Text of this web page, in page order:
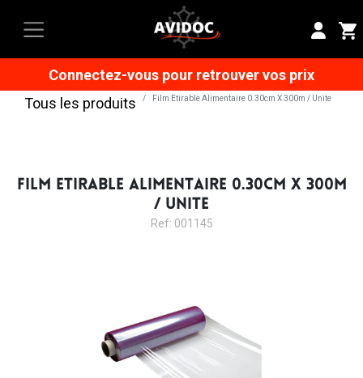
Connectez-vous pour retrouver vos prix
Tous les produits
Film Etirable Alimentaire 0.30cm X 300m / Unite
FILM ETIRABLE ALIMENTAIRE 0.30CM X 300M
/ UNITE
Ref: 001145